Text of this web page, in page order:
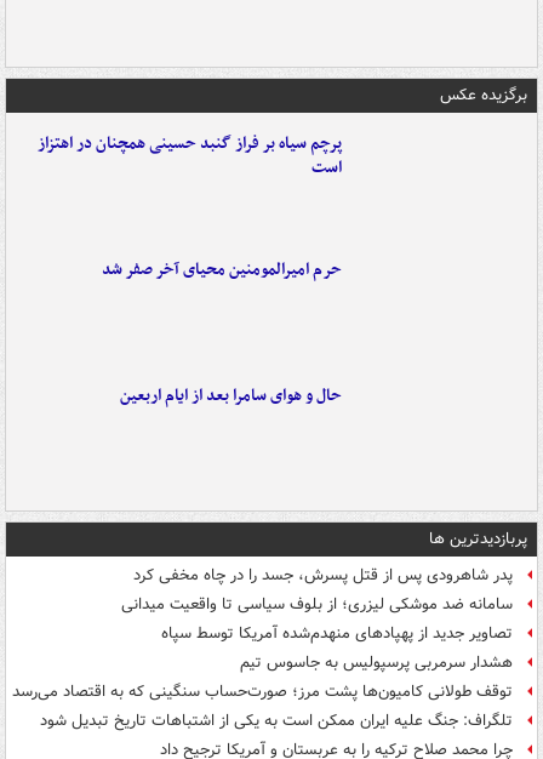
برگزیده عکس
پرچم سیاه بر فراز گنبد حسینی همچنان در اهتزاز
است
حرم امیرالمومنین محیای آخر صفر شد
حال و هوای سامرا بعد از ایام اربعین
پربازدیدترین ها
پدر شاهرودی پس از قتل پسرش، جسد را در چاه مخفی کرد
سامانه ضد موشکی لیزری؛ از بلوف سیاسی تا واقعیت میدانی
تصاویر جدید از پهپادهای منهدم‌شده آمریکا توسط سپاه
هشدار سرمربی پرسپولیس به جاسوس تیم
توقف طولانی کامیون‌ها پشت مرز؛ صورت‌حساب سنگینی که به اقتصاد می‌رسد
تلگراف: جنگ علیه ایران ممکن است به یکی از اشتباهات تاریخ تبدیل شود
چرا محمد صلاح ترکیه را به عربستان و آمریکا ترجیح داد